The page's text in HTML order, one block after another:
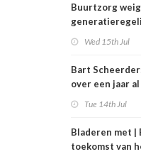
Buurtzorg
Wed 15th Jul
Bart
over een jaar
Tue 14th Jul
Bladeren met |
toekomst van